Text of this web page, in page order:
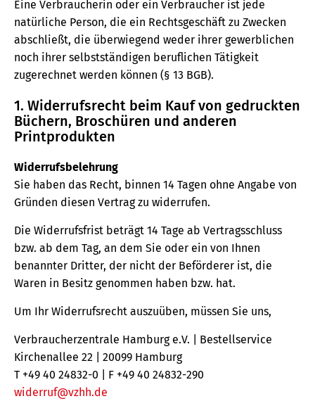
Eine Verbraucherin oder ein Verbraucher ist jede
natürliche Person, die ein Rechtsgeschäft zu Zwecken
abschließt, die überwiegend weder ihrer gewerblichen
noch ihrer selbstständigen beruflichen Tätigkeit
zugerechnet werden können (§ 13 BGB).
1. Widerrufsrecht beim Kauf von gedruckten
Büchern, Broschüren und anderen
Printprodukten
Widerrufsbelehrung
Sie haben das Recht, binnen 14 Tagen ohne Angabe von
Gründen diesen Vertrag zu widerrufen.
Die Widerrufsfrist beträgt 14 Tage ab Vertragsschluss
bzw. ab dem Tag, an dem Sie oder ein von Ihnen
benannter Dritter, der nicht der Beförderer ist, die
Waren in Besitz genommen haben bzw. hat.
Um Ihr Widerrufsrecht auszuüben, müssen Sie uns,
Verbraucherzentrale Hamburg e.V. | Bestellservice
Kirchenallee 22 | 20099 Hamburg
T +49 40 24832-0 | F +49 40 24832-290
widerruf@vzhh.de